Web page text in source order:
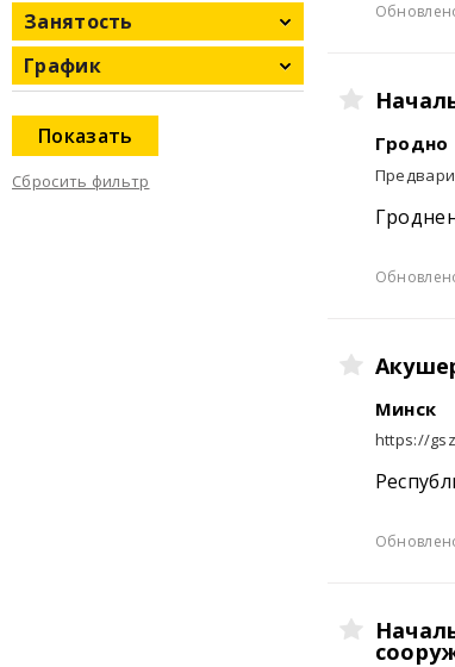
Занятость
График
Показать
Сбросить фильтр
Гродно
Минск
https://